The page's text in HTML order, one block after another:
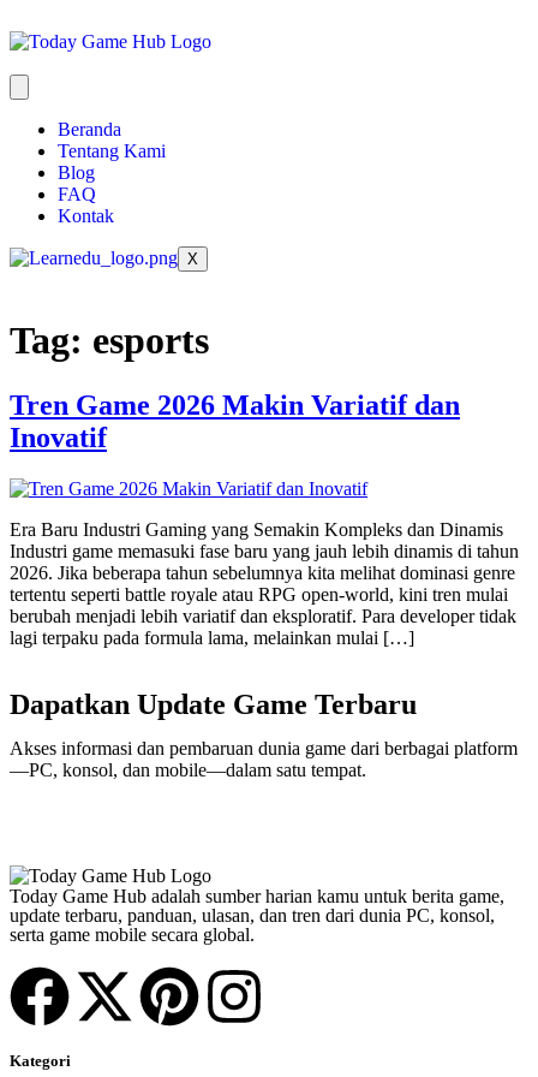
Beranda
Tentang Kami
Blog
FAQ
Kontak
X
Tag: esports
Tren Game 2026 Makin Variatif dan
Inovatif
Era Baru Industri Gaming yang Semakin Kompleks dan Dinamis
Industri game memasuki fase baru yang jauh lebih dinamis di tahun
2026. Jika beberapa tahun sebelumnya kita melihat dominasi genre
tertentu seperti battle royale atau RPG open-world, kini tren mulai
berubah menjadi lebih variatif dan eksploratif. Para developer tidak
lagi terpaku pada formula lama, melainkan mulai […]
Dapatkan Update Game Terbaru
Akses informasi dan pembaruan dunia game dari berbagai platform
—PC, konsol, dan mobile—dalam satu tempat.
Today Game Hub adalah sumber harian kamu untuk berita game,
update terbaru, panduan, ulasan, dan tren dari dunia PC, konsol,
serta game mobile secara global.
Kategori